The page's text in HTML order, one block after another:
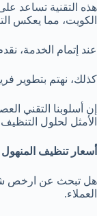
هذه التقنية تساعد
الكويت، مما يعكس
عند إتمام الخدمة،
كذلك، نهتم بتطوير
إن أسلوبنا التقني
الأمثل لحلول
أسعار تنظيف
هل تبحث عن ارخص
العملاء.